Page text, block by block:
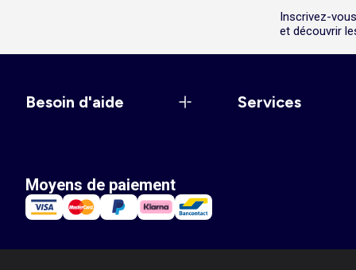
Inscrivez-
et découvrir
Besoin d'aide Services
Moyens de paiement